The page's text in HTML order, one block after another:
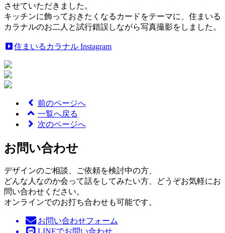
させていただきました。
キッチンに飾っておきたくなるカードをテーマに、住まいる
カラナルのお二人と試行錯誤しながら写真撮影をしました。
住まいるカラナル Instagram
前のページへ
一覧へ戻る
次のページへ
お問い合わせ
デザインのご相談、ご依頼を検討中の方、
どんな人なのか会って話をしてみたい方、どうぞお気軽にお
問い合わせください。
オンラインでのお打ち合わせも可能です。
お問い合わせフォーム